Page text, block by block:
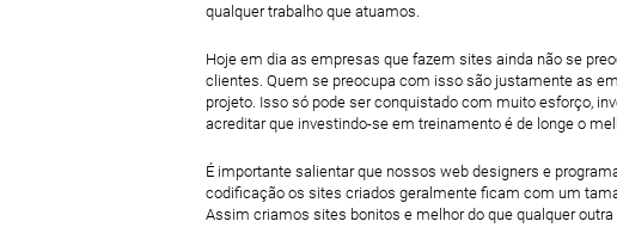
qualquer trabalho que atuamos.
Hoje em dia as empresas que fazem sites ainda não se
clientes. Quem se preocupa com isso são justamente as
projeto. Isso só pode ser conquistado com muito esforço,
acreditar que investindo-se em treinamento é de longe o
É importante salientar que nossos web designers e
codificação os sites criados geralmente ficam com um
Assim criamos sites bonitos e melhor do que qualquer outra